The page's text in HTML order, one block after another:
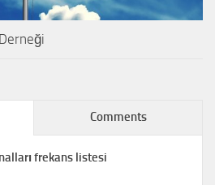
Comments
frekans listesi